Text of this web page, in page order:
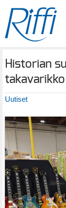
Historian
Uutiset